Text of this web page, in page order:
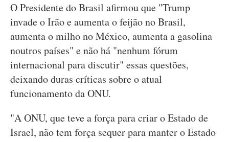
O Presidente do Brasil afirmou que "Trump
invade o Irão e aumenta o feijão no Brasil,
aumenta o milho no México, aumenta a gasolina
noutros países" e não há "nenhum fórum
internacional para discutir" essas questões,
deixando duras críticas sobre o atual
funcionamento da ONU.
"A ONU, que teve a força para criar o Estado de
Israel, não tem força sequer para manter o Estado